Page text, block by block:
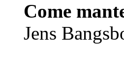
Come
Jens